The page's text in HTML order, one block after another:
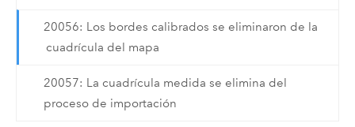
20056: Los bordes calibrados se eliminaron de la
cuadrícula del mapa
20057: La cuadrícula medida se elimina del
proceso de importación